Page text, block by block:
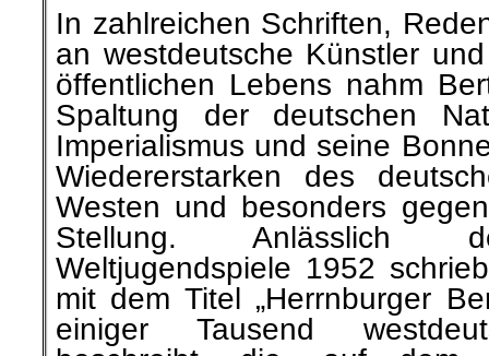
In zahlreichen Schriften,
an westdeutsche Künstler
öffentlichen Lebens nahm
Spaltung der deutschen
Imperialismus und seine
Wiedererstarken des
Westen und besonders
Stellung. Anlässlich
Weltjugendspiele 1952
mit dem Titel „Herrnburger
einiger Tausend